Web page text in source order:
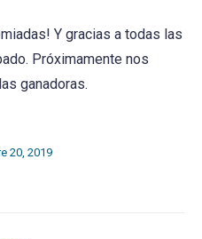
Y gracias a todas las
Próximamente nos
ganadoras.
20, 2019